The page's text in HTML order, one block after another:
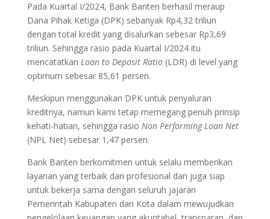
Pada Kuartal I/2024, Bank Banten berhasil meraup
Dana Pihak Ketiga (DPK) sebanyak Rp4,32 triliun
dengan total kredit yang disalurkan sebesar Rp3,69
triliun. Sehingga rasio pada Kuartal I/2024 itu
mencatatkan Loan to Deposit Ratio(LDR) di level yang
optimum sebesar 85,61 persen.
Meskipun menggunakan DPK untuk penyaluran
kreditnya, namun kami tetap memegang penuh prinsip
kehati-hatian, sehingga rasio Non Performing Loan Net
(NPL Net) sebesar 1,47 persen.
Bank Banten berkomitmen untuk selalu memberikan
layanan yang terbaik dan profesional dan juga siap
untuk bekerja sama dengan seluruh jajaran
Pemerintah Kabupaten dan Kota dalam mewujudkan